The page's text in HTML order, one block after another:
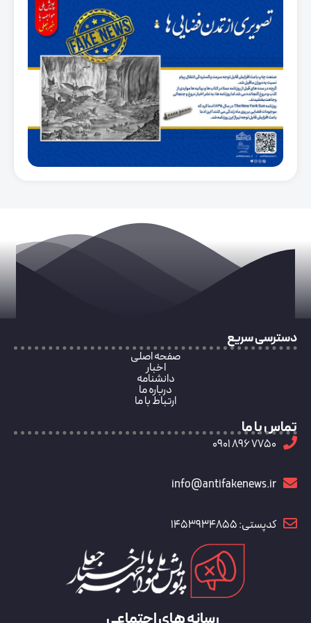
دسترسی سریع
صفحه اصلی
اخبار
دانشنامه
درباره ما
ارتباط با ما
تماس با ما
7750 896 0901
info@antifakenews.ir
کدپستی: 1453934855